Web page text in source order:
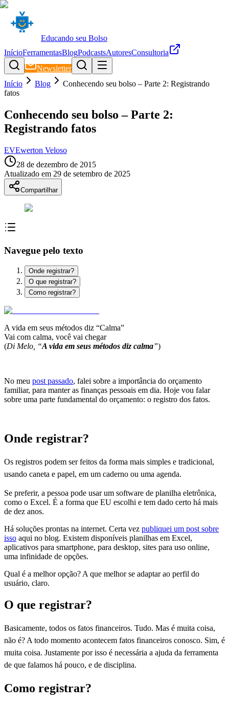
Educando seu Bolso
InícioFerramentasBlogPodcastsAutoresConsultoria
Newsletter
Início
Blog
Conhecendo seu bolso – Parte 2: Registrando
fatos
Conhecendo seu bolso – Parte 2:
Registrando fatos
EVEwerton Veloso
28 de dezembro de 2015
Atualizado em 29 de setembro de 2025
Compartilhar
Navegue pelo texto
Onde registrar?
O que registrar?
Como registrar?
A vida em seus métodos diz “Calma”
Vai com calma, você vai chegar
(Di Melo, “A vida em seus métodos diz calma”)
No meu post passado, falei sobre a importância do orçamento
familiar, para manter as finanças pessoais em dia. Hoje vou falar
sobre uma parte fundamental do orçamento: o registro dos fatos.
Onde registrar?
Os registros podem ser feitos da forma mais simples e tradicional,
usando caneta e papel, em um caderno ou uma agenda.
Se preferir, a pessoa pode usar um software de planilha eletrônica,
como o Excel. É a forma que EU escolhi e tem dado certo há mais
de dez anos.
Há soluções prontas na internet. Certa vez publiquei um post sobre
isso aqui no blog. Existem disponíveis planilhas em Excel,
aplicativos para smartphone, para desktop, sites para uso online,
uma infinidade de opções.
Qual é a melhor opção? A que melhor se adaptar ao perfil do
usuário, claro.
O que registrar?
Basicamente, todos os fatos financeiros. Tudo. Mas é muita coisa,
não é? A todo momento acontecem fatos financeiros conosco. Sim, é
muita coisa. Justamente por isso é necessária a ajuda da ferramenta
de que falamos há pouco, e de disciplina.
Como registrar?